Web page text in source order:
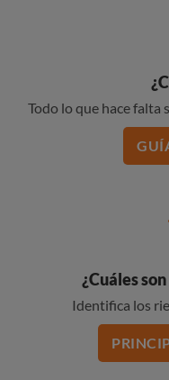
Todo lo que hace falta
¿Cuáles
Identifica los